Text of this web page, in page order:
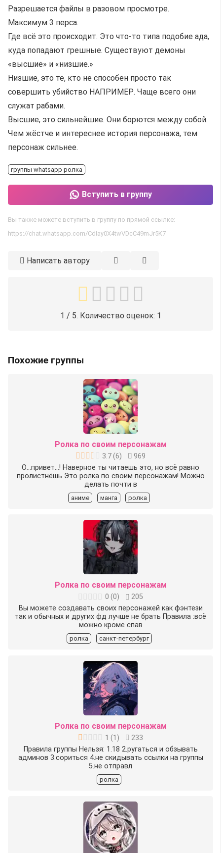
Разрешается файлы в разовом просмотре.
Максимум 3 перса.
Где всё это происходит. Это что-то типа подобие ада,
куда попадают грешные. Существуют демоны
«высшие» и «низшие.»
Низшие, это те, кто не способен просто так
совершить убийство НАПРИМЕР. Чаще всего они
служат рабами.
Высшие, это сильнейшие. Они борются между собой.
Чем жёстче и интереснее история персонажа, тем
персонаж сильнее.
группы whatsapp ролка
Вступить в группу
Вы также можете вступить в группу по прямой ссылке:
https://chat.whatsapp.com/CdIay0X4twVDcC49mJr5K7
Написать автору
1 / 5. Количество оценок: 1
Похожие группы
Ролка по своим персонажам
3.7(6)
969
О...привет...! Наверное ты читаешь это, но всё равно
пролистнёшь Это ролка по своим персонажам! Можно
делать почти в
аниме манга ролка
Ролка по своим персонажам
0 (0)
205
Вы можете создавать своих персонажей как фэнтези
так и обычных и других фд лучше не брать Правила :всё
можно кроме спав
ролка санкт-петербург
Ролка по своим персонажам
1 (1 )
233
Правила группы Нельзя: 1.18 2.ругаться и обзывать
админов 3.сориться 4.не скидывать ссылки на группы
5.не отправл
ролка